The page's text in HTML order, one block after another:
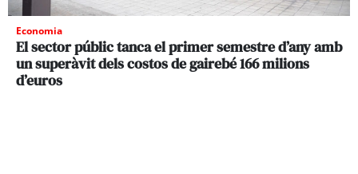
Economia
El sector públic tanca el primer semestre d’any amb
un superàvit dels costos de gairebé 166 milions
d’euros